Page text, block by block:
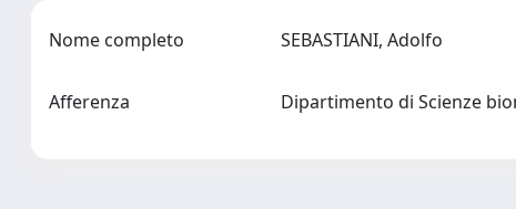
Nome completo SEBASTIANI, Adolfo
Afferenza Dipartimento di Scienze